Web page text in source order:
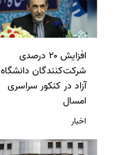
افزایش ۲۰ درصدی
شرکت‌کنندگان دانشگاه
آزاد در کنکور سراسری
امسال
اخبار